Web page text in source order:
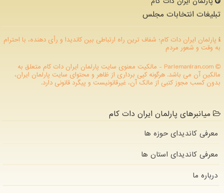
تبلیغات انتخابات مجلس
پارلمان ایران دات کام؛ شفاف ترین راه ارتباطی بین کاندیدا و رأی دهنده، با احترام
به وقت و شعور مردم
ParlemanIran.com - مالکیت معنوی سایت پارلمان ایران دات كام متعلق به
مالکین آن می باشد. هرگونه کپی برداری از ظاهر و محتوای سایت پارلمان ایران،
بدون کسب مجوز کتبی از مالک آن، غیرقانونیست و پیگرد قانونی دارد.
میانبرهای پارلمان ایران دات کام
معرفی کاندیدای حوزه ها
معرفی کاندیدای استان ها
درباره ما